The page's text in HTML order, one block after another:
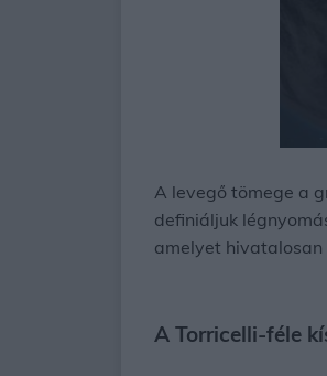
A levegő tömege a
definiáljuk
amelyet hivatalosan
A Torricelli-féle